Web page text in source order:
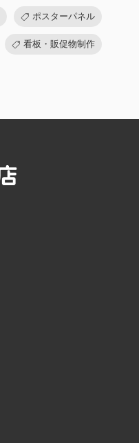
ポスターパネル
看板・販促物制作